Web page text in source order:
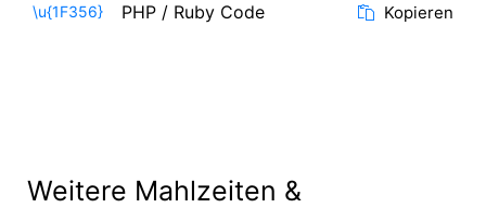
\u{1F356} PHP / Ruby Code Kopieren
Weitere Mahlzeiten &